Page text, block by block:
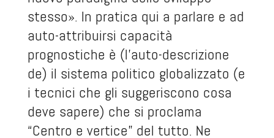
stesso». In pratica qui a parlare e ad
auto-attribuirsi capacità
prognostiche è (l’auto-descrizione
de) il sistema politico globalizzato (e
i tecnici che gli suggeriscono cosa
deve sapere) che si proclama
“Centro e vertice” del tutto. Ne